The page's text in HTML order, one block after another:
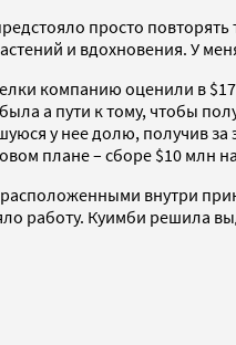
просто
и вдохновения. У
компанию оценили в
а пути к тому, чтобы
у нее долю, получив
плане – сборе $10
внутри
работу. Куимби решила